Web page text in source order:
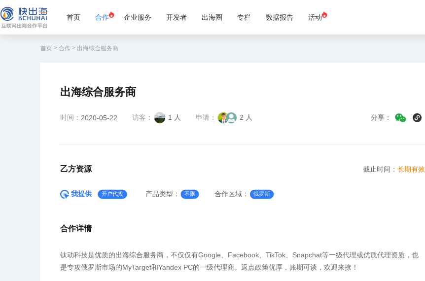
首页 合作 企业服务 开发者 出海圈 专栏 数据报告 活动
首页 > 合作 > 出海综合服务商
出海综合服务商
时间： 2020-05-22 访客： 1 人 申请： 2 人 分享：
乙方资源 截止时间： 长期有效
我提供 开户代投 产品类型： 不限 合作区域： 俄罗斯
合作详情
钛动科技是优质的出海综合服务商，不仅仅有Google、Facebook、TikTok、Snapchat等一级代理或优质代理资质，也
是专攻俄罗斯市场的MyTarget和Yandex PC的一级代理商。返点政策优厚，账期可谈，欢迎来撩！